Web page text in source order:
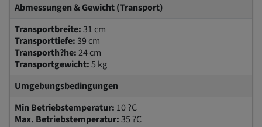
Abmessungen & Gewicht (Transport)
Transportbreite:31 cm
Transporttiefe:39 cm
Transporth?he:24 cm
Transportgewicht:5 kg
Umgebungsbedingungen
Min Betriebstemperatur: 10 ?C
Max. Betriebstemperatur:35 ?C